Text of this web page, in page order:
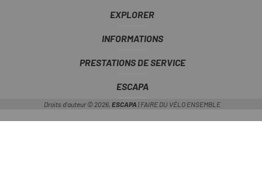
EXPLORER
INFORMATIONS
PRESTATIONS DE SERVICE
ESCAPA
Droits d'auteur © 2026, ESCAPA | FAIRE DU VÉLO ENSEMBLE